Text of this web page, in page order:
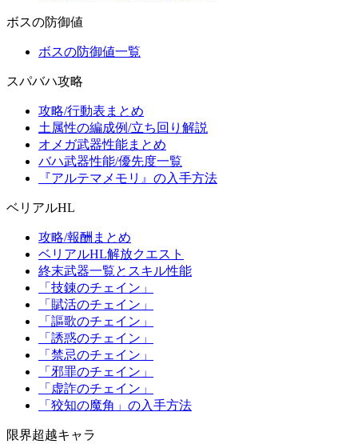
ボスの防御値
ボスの防御値一覧
スパバハ攻略
攻略/行動表まとめ
土属性の編成例/立ち回り解説
オメガ武器性能まとめ
バハ武器性能/優先度一覧
『アルテマメモリ』の入手方法
ベリアルHL
攻略/報酬まとめ
ベリアルHL解放クエスト
終末武器一覧とスキル性能
「技錬のチェイン」
「賦活のチェイン」
「謳歌のチェイン」
「誘惑のチェイン」
「禁忌のチェイン」
「邪罪のチェイン」
「虚詐のチェイン」
「狡知の魔角」の入手方法
限界超越キャラ